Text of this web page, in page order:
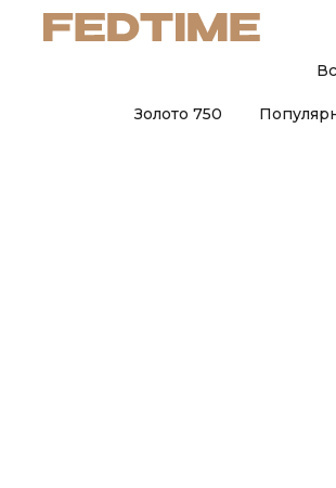
Золото 750